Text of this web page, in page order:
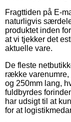
Fragttiden på E-
naturligvis
produktet inden
at vi tjekker det
aktuelle vare.
De fleste
række varenumre,
og 250mm lang,
fuldbyrdes
har udsigt til at
for at